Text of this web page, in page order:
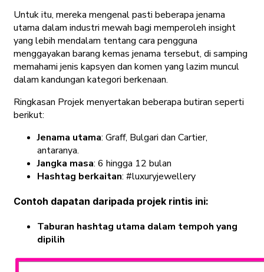
Untuk itu, mereka mengenal pasti beberapa jenama
utama dalam industri mewah bagi memperoleh insight
yang lebih mendalam tentang cara pengguna
menggayakan barang kemas jenama tersebut, di samping
memahami jenis kapsyen dan komen yang lazim muncul
dalam kandungan kategori berkenaan.
Ringkasan Projek menyertakan beberapa butiran seperti
berikut:
Jenama utama: Graff, Bulgari dan Cartier,
antaranya.
Jangka masa: 6 hingga 12 bulan
Hashtag berkaitan: #luxuryjewellery
Contoh dapatan daripada projek rintis ini:
Taburan hashtag utama dalam tempoh yang
dipilih